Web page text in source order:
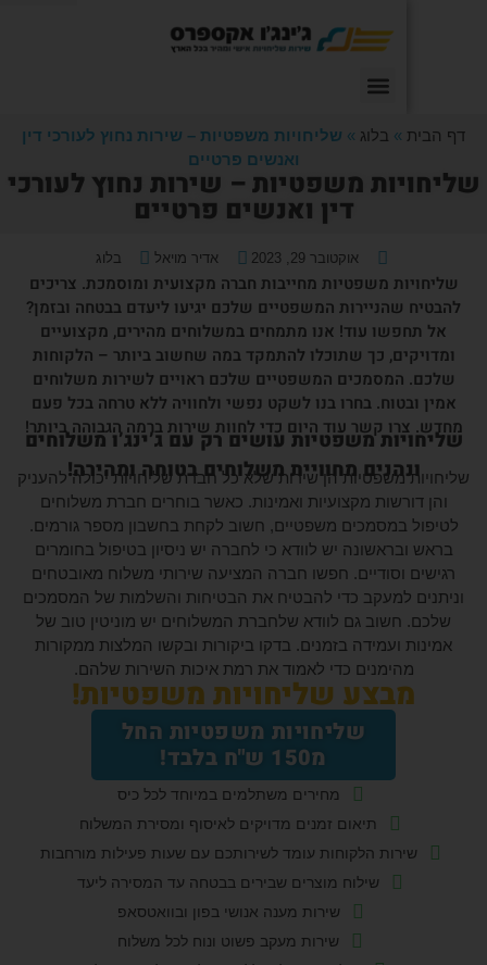
בלוג »שליחויות משפטיות – שירות נחוץ לעורכי דין
ואנשים פרטיים
משפטיות – שירות נחוץ לעורכי
דין ואנשים פרטיים
אדיר מויאל בלוג
משפטיות מחייבות חברה מקצועית ומוסמכת. צריכים
המשפטיים שלכם יגיעו ליעדם בבטחה ובזמן?
עוד! אנו מתמחים במשלוחים מהירים, מקצועיים
כך שתוכלו להתמקד במה שחשוב ביותר – הלקוחות
המשפטיים שלכם ראויים לשירות משלוחים
בחרו בנו לשקט נפשי ולחוויה ללא טרחה בכל פעם
קשר עוד היום כדי לחוות שירות ברמה הגבוהה ביותר!
משפטיות עושים רק עם ג’ינג’ו משלוחים
מחוויית משלוחים בטוחה ומהירה!
משפטיות הן שירות שלא כל חברת שליחויות יכולה להעניק
מקצועיות ואמינות. כאשר בוחרים חברת משלוחים
במסמכים משפטיים, חשוב לקחת בחשבון מספר גורמים.
יש לוודא כי לחברה יש ניסיון בטיפול בחומרים
וסודיים. חפשו חברה המציעה שירותי משלוח מאובטחים
למעקב כדי להבטיח את הבטיחות והשלמות של המסמכים
גם לוודא שלחברת המשלוחים יש מוניטין טוב של
ועמידה בזמנים. בדקו ביקורות ובקשו המלצות ממקורות
כדי לאמוד את רמת איכות השירות שלהם.
שליחויות משפטיות!
שליחויות משפטיות החל
מחירים משתלמים במיוחד לכל כיס
תיאום זמנים מדויקים לאיסוף ומסירת המשלוח
הלקוחות עומד לשירותכם עם שעות פעילות מורחבות
שילוח מוצרים שבירים בבטחה עד המסירה ליעד
שירות מענה אנושי בפון ובוואטסאפ
שירות מעקב פשוט ונוח לכל משלוח